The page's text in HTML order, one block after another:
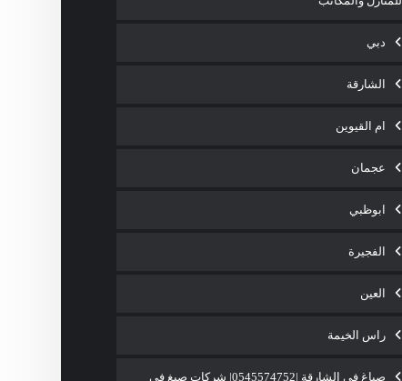
دبي
الشارقة
ام القيوين
عجمان
ابوظبي
الفجيرة
العين
راس الخيمة
صباغ في الشارقة |0545574752| شركات صبغ فى